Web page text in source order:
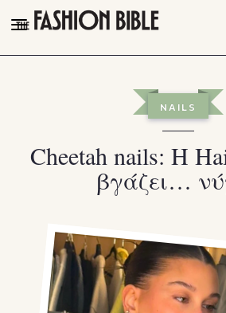
THE FASHION BIBLE
TALK OF THE TOWN
PLEASURES
FOLLOW
Facebook
Instagram
NAILS
Cheetah nails: Η
βγάζει…